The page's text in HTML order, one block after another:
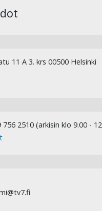
11 A 3. krs 00500 Helsinki
756 2510 (arkisin klo 9.00 -